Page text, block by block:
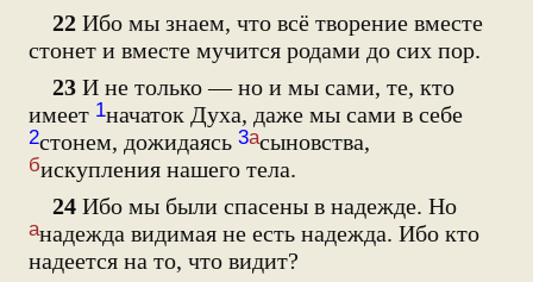
22 Ибо мы знаем, что всё творение вместе
стонет и вместе мучится родами до сих пор.
23 И не только — но и мы сами, те, кто
имеет 1начаток Духа, даже мы сами в себе
2стонем, дожидаясь 3асыновства,
бискупления нашего тела.
24 Ибо мы были спасены в надежде. Но
анадежда видимая не есть надежда. Ибо кто
надеется на то, что видит?